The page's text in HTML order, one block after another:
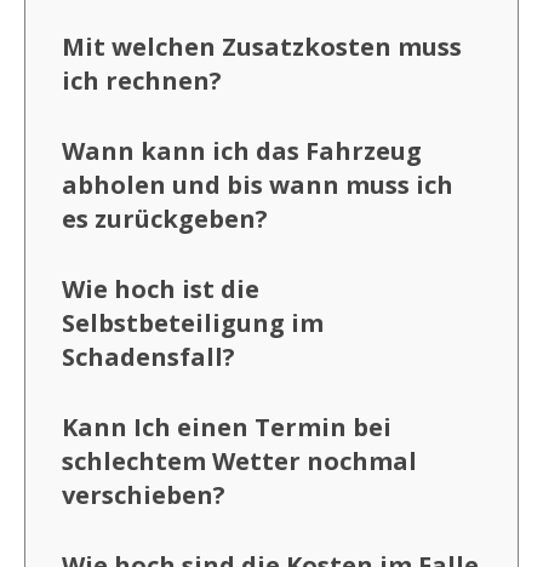
Mit welchen Zusatzkosten muss
ich rechnen?
Wann kann ich das Fahrzeug
abholen und bis wann muss ich
es zurückgeben?
Wie hoch ist die
Selbstbeteiligung im
Schadensfall?
Kann Ich einen Termin bei
schlechtem Wetter nochmal
verschieben?